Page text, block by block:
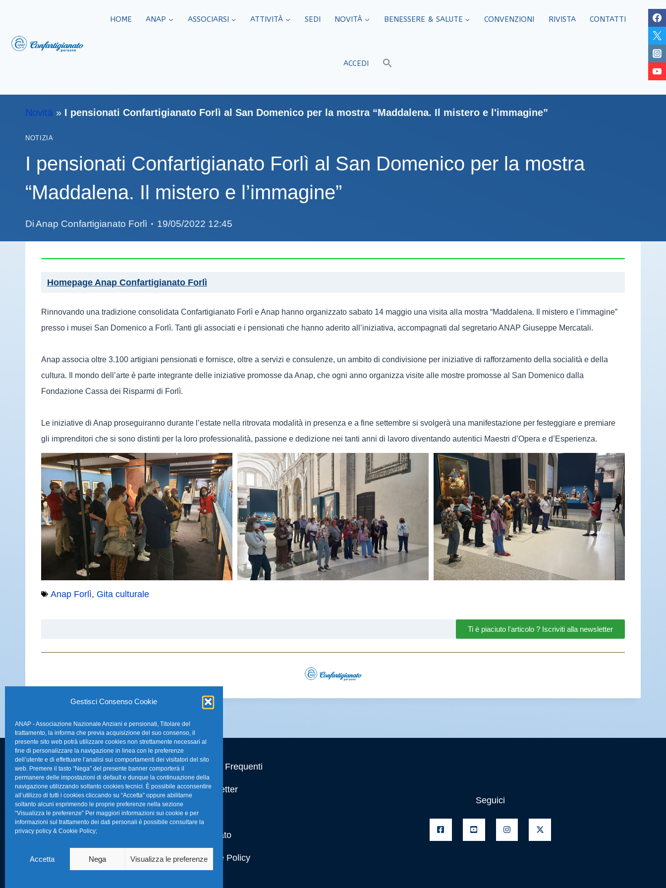
Gestisci Consenso Cookie
ANAP - Associazione Nazionale Anziani e pensionati, Titolare del
trattamento, la informa che previa acquisizione del suo consenso, il
presente sito web potrà utilizzare cookies non strettamente necessari al
fine di personalizzare la navigazione in linea con le preferenze
dell’utente e di effettuare l’analisi sui comportamenti dei visitatori del sito
web. Premere il tasto “Nega” del presente banner comporterà il
permanere delle impostazioni di default e dunque la continuazione della
navigazione utilizzando soltanto cookies tecnici. È possibile acconsentire
all’utilizzo di tutti i cookies cliccando su “Accetta” oppure abilitarne
soltanto alcuni esprimendo le proprie preferenze nella sezione
“Visualizza le preferenze” Per maggiori informazioni sui cookie e per
informazioni sul trattamento dei dati personali è possibile consultare la
privacy policy & Cookie Policy;
Accetta Nega Visualizza le preferenze
HOME ANAP ASSOCIARSI ATTIVITÀ SEDI​ NOVITÀ BENESSERE & SALUTE CONVENZIONI RIVISTA CONTATTI
ACCEDI
Novità » I pensionati Confartigianato Forlì al San Domenico per la mostra “Maddalena. Il mistero e l'immagine”
NOTIZIA
I pensionati Confartigianato Forlì al San Domenico per la mostra
“Maddalena. Il mistero e l’immagine”
DiAnap Confartigianato Forlì 19/05/2022 12:45
Homepage Anap Confartigianato Forlì
Rinnovando una tradizione consolidata Confartigianato Forlì e Anap hanno organizzato sabato 14 maggio una visita alla mostra “Maddalena. Il mistero e l’immagine”
presso i musei San Domenico a Forlì. Tanti gli associati e i pensionati che hanno aderito all’iniziativa, accompagnati dal segretario ANAP Giuseppe Mercatali.
Anap associa oltre 3.100 artigiani pensionati e fornisce, oltre a servizi e consulenze, un ambito di condivisione per iniziative di rafforzamento della socialità e della
cultura. Il mondo dell’arte è parte integrante delle iniziative promosse da Anap, che ogni anno organizza visite alle mostre promosse al San Domenico dalla
Fondazione Cassa dei Risparmi di Forlì.
Le iniziative di Anap proseguiranno durante l’estate nella ritrovata modalità in presenza e a fine settembre si svolgerà una manifestazione per festeggiare e premiare
gli imprenditori che si sono distinti per la loro professionalità, passione e dedizione nei tanti anni di lavoro diventando autentici Maestri d’Opera e d’Esperienza.
Anap Forlì, Gita culturale
Ti è piaciuto l'articolo ? Iscriviti alla newsletter
Sede Nazionale Anap Confartigianato:
Indirizzo: Via S. Giovanni in Laterano,
152 – 00184 Roma RM
Telefono: 0670374202
E-mail: anap@confartigianato.it
FAQ – Domande Frequenti
La nostra Newsletter
Link Utili
TG Confartigianato
Privacy & Cookie Policy
Seguici